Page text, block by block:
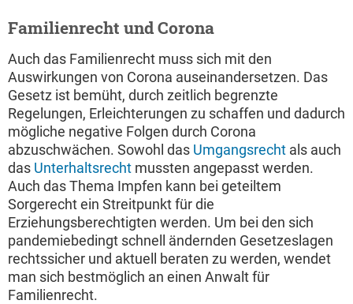
Familienrecht und Corona
Auch das Familienrecht muss sich mit den
Auswirkungen von Corona auseinandersetzen. Das
Gesetz ist bemüht, durch zeitlich begrenzte
Regelungen, Erleichterungen zu schaffen und dadurch
mögliche negative Folgen durch Corona
abzuschwächen. Sowohl das Umgangsrecht als auch
das Unterhaltsrecht mussten angepasst werden.
Auch das Thema Impfen kann bei geteiltem
Sorgerecht ein Streitpunkt für die
Erziehungsberechtigten werden. Um bei den sich
pandemiebedingt schnell ändernden Gesetzeslagen
rechtssicher und aktuell beraten zu werden, wendet
man sich bestmöglich an einen Anwalt für
Familienrecht.